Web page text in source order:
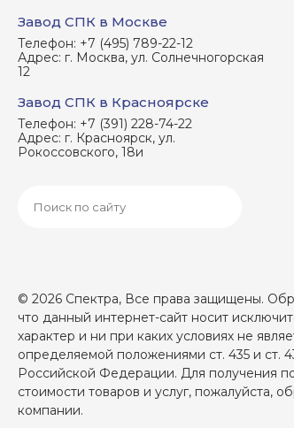
Завод СПК в Москве
Телефон: +7 (495) 789-22-12
Адрес: г. Москва, ул. Солнечногорская
12
Завод СПК в Красноярске
Телефон: +7 (391) 228-74-22
Адрес: г. Красноярск, ул.
Рокоссовского, 18и
© 2026 Спектра, Все права защищены.
что данный интернет-сайт носит
характер и ни при каких условиях не
определяемой положениями ст. 435 и ст.
Российской Федерации. Для получения
стоимости товаров и услуг, пожалуйста,
компании.